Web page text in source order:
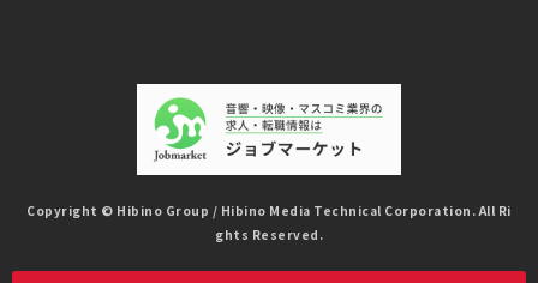
Copyright © Hibino Group / Hibino Media Technical Corporation. All Ri
ghts Reserved.